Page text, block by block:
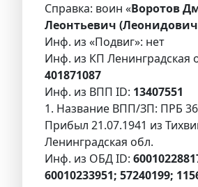
Справка: воин «Воротов
Леонтьевич
Инф. из «Подвиг»: нет
Инф. из КП Ленинградская
401871087
Инф. из ВПП ID: 13407551
1. Название ВПП/ЗП: ПРБ
Прибыл 21.07.1941 из
Ленинградская обл.
Инф. из ОБД ID:
60010233951; 57240199;